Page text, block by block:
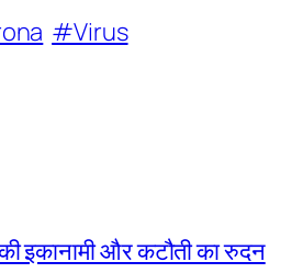
#Virus
इकानामी और कटौती का रुदन